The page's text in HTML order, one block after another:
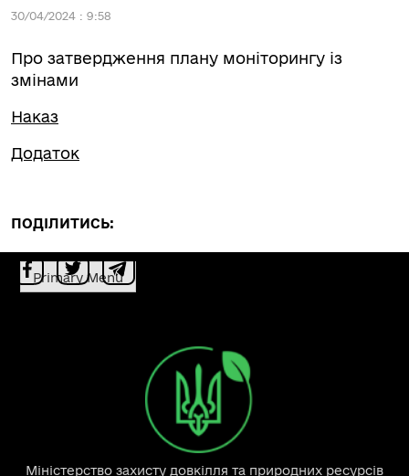
30/04/2024 : 9:58
Про затвердження плану моніторингу із
змінами
Наказ
Додаток
ПОДІЛИТИСЬ:
Primary Menu
Міністерство захисту довкілля та природних ресурсів